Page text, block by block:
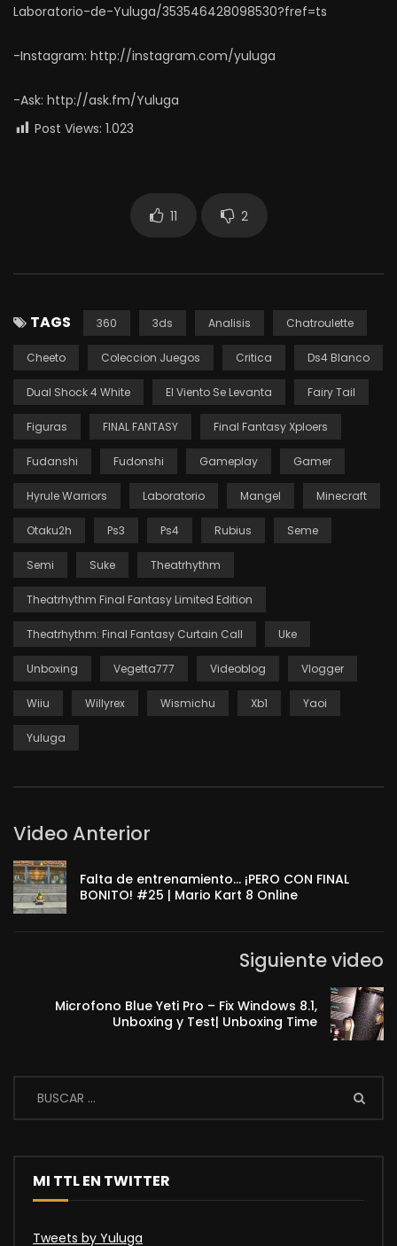
Laboratorio-de-Yuluga/353546428098530?fref=ts
-Instagram: http://instagram.com/yuluga
-Ask: http://ask.fm/Yuluga
Post Views: 1.023
11 2
TAGS 360 3ds Analisis Chatroulette
Cheeto Coleccion Juegos Critica Ds4 Blanco
Dual Shock 4 White El Viento Se Levanta Fairy Tail
Figuras FINAL FANTASY Final Fantasy Xploers
Fudanshi Fudonshi Gameplay Gamer
Hyrule Warriors Laboratorio Mangel Minecraft
Otaku2h Ps3 Ps4 Rubius Seme
Semi Suke Theatrhythm
Theatrhythm Final Fantasy Limited Edition
Theatrhythm: Final Fantasy Curtain Call Uke
Unboxing Vegetta777 Videoblog Vlogger
Wiiu Willyrex Wismichu Xb1 Yaoi
Yuluga
Video Anterior
Falta de entrenamiento… ¡PERO CON FINAL
BONITO! #25 | Mario Kart 8 Online
Siguiente video
Microfono Blue Yeti Pro – Fix Windows 8.1,
Unboxing y Test| Unboxing Time
MI TTL EN TWITTER
Tweets by Yuluga